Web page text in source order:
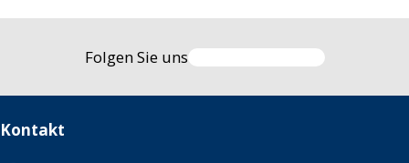
Folgen Sie uns
Kontakt